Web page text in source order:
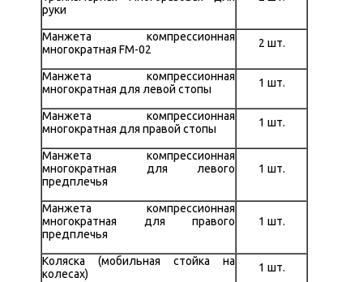
руки
Манжета компрессионная
многократная FM-02
2 шт.
Манжета компрессионная
многократная для левой стопы
1 шт.
Манжета компрессионная
многократная для правой стопы
1 шт.
Манжета компрессионная
многократная для левого
предплечья
1 шт.
Манжета компрессионная
многократная для правого
предплечья
1 шт.
Коляска (мобильная стойка на
колесах)
1 шт.